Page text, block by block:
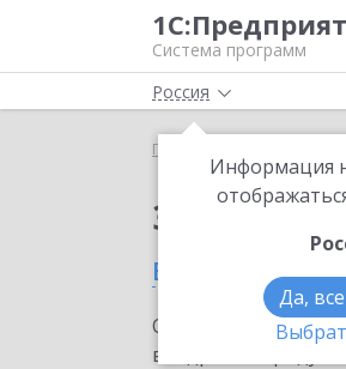
Система программ
Россия
Информация
Да,
Главная
Заказать
в Каменск-
Ознакомьтесь с
внедрение продукта.